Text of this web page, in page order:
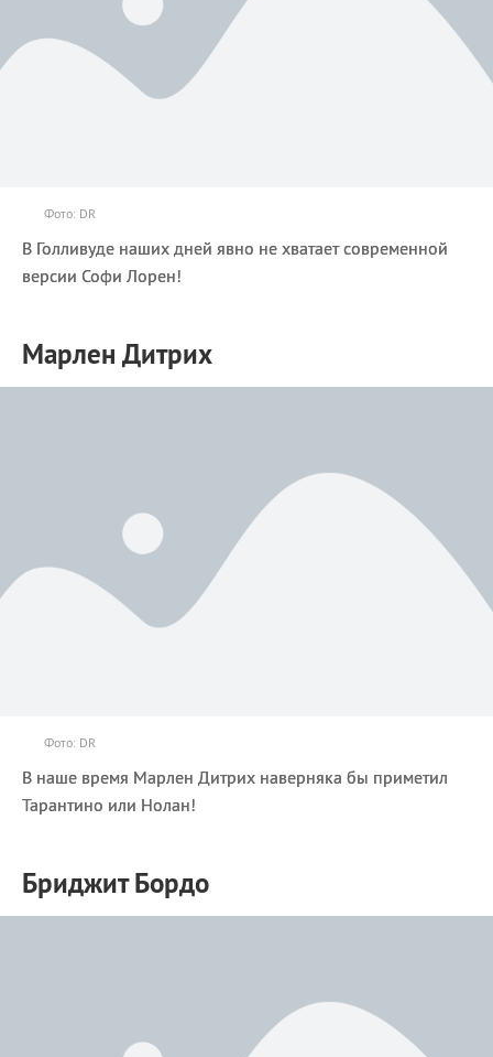
Фото: DR
В Голливуде наших дней явно не хватает современной
версии Софи Лорен!
Марлен Дитрих
Фото: DR
В наше время Марлен Дитрих наверняка бы приметил
Тарантино или Нолан!
Бриджит Бордо